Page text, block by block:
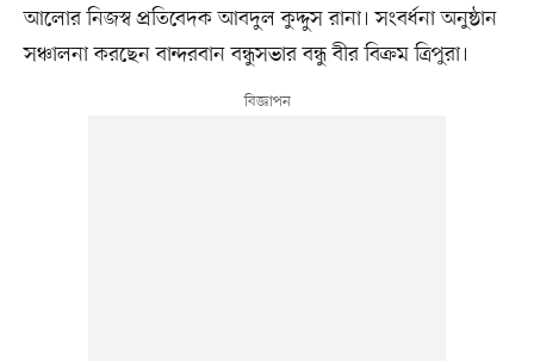
আলোর নিজস্ব প্রতিবেদক আবদুল কুদ্দুস রানা। সংবর্ধনা অনুষ্ঠান
সঞ্চালনা করছেন বান্দরবান বন্ধুসভার বন্ধু বীর বিক্রম ত্রিপুরা।